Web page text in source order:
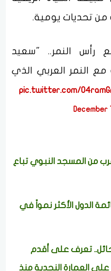
من تحديات يومية.
رأس النمر.. "سعيد
النمر العربي الذي
pic.twitter.com/
December
من المسجد النبوي تباع
الدول الأكثر نمواً في
تعرف على أقدم
على العمارة النجدية منذ